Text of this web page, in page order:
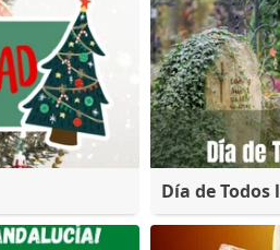
Día de Todos